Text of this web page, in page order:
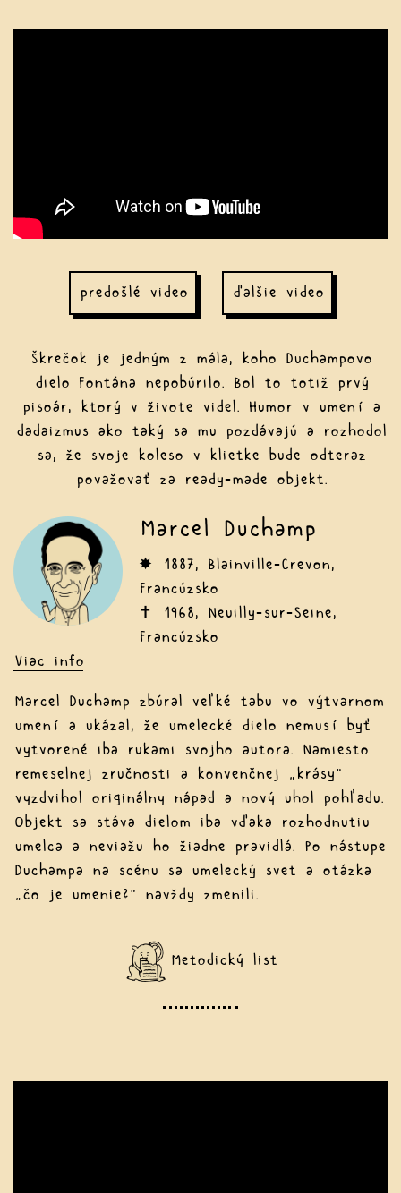
predošlé video ďalšie video
Škrečok je jedným z mála, koho Duchampovo
dielo Fontána nepobúrilo. Bol to totiž prvý
pisoár, ktorý v živote videl. Humor v umení a
dadaizmus ako taký sa mu pozdávajú a rozhodol
sa, že svoje koleso v klietke bude odteraz
považovať za ready-made objekt.
Marcel Duchamp
✸ 1887, Blainville-Crevon,
Francúzsko
✝ 1968, Neuilly-sur-Seine,
Francúzsko
Viac info
Marcel Duchamp zbúral veľké tabu vo výtvarnom
umení a ukázal, že umelecké dielo nemusí byť
vytvorené iba rukami svojho autora. Namiesto
remeselnej zručnosti a konvenčnej „krásy“
vyzdvihol originálny nápad a nový uhol pohľadu.
Objekt sa stáva dielom iba vďaka rozhodnutiu
umelca a neviažu ho žiadne pravidlá. Po nástupe
Duchampa na scénu sa umelecký svet a otázka
„čo je umenie?“ navždy zmenili.
Metodický list